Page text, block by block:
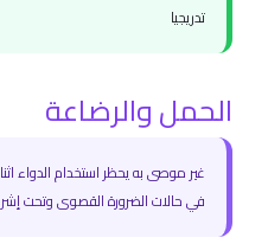
تدريجيا
الحمل والرضاعة
غير موصى به يحظر استخدام الدواء
في حالات الضرورة القصوى وتحت